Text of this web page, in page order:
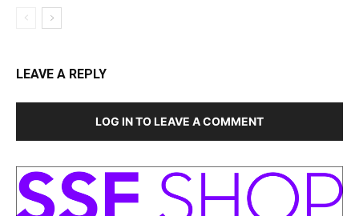
LEAVE A REPLY
LOG IN TO LEAVE A COMMENT